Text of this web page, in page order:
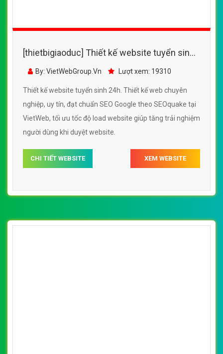
[thietbigiaoduc] Thiết kế website tuyển sinh
24h đẹp, chuyên nghiệp chuẩn SEO
By: VietWebGroup.Vn Lượt xem: 19310
Thiết kế website tuyển sinh 24h. Thiết kế web chuyên
nghiệp, uy tín, đạt chuẩn SEO Google theo SEOquake tại
VietWeb, tối ưu tốc độ load website giúp tăng trải nghiệm
người dùng khi duyệt website.
CHI TIẾT WEBSITE XEM WEBSITE